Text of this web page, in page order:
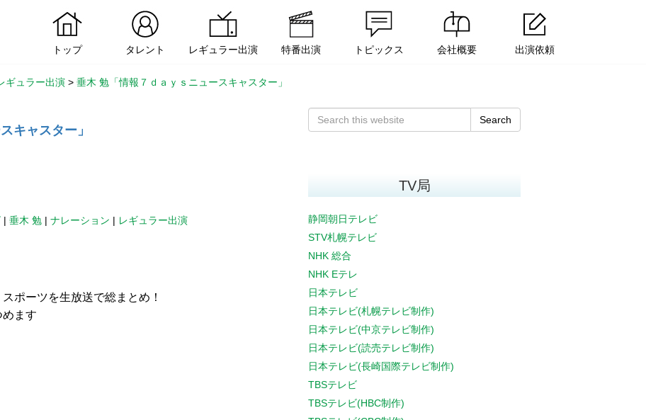
トップ タレント レギュラー出演 特番出演 トピックス 会社概要 出演依頼
ギュラー出演 > 垂木 勉「情報７ｄａｙｓニュースキャスター」
キャスター」
| 垂木 勉 | ナレーション | レギュラー出演
ポーツを生放送で総まとめ！
ます
Search
TV局
静岡朝日テレビ
STV札幌テレビ
NHK 総合
NHK Eテレ
日本テレビ
日本テレビ(札幌テレビ制作)
日本テレビ(中京テレビ制作)
日本テレビ(読売テレビ制作)
日本テレビ(長崎国際テレビ制作)
TBSテレビ
TBSテレビ(HBC制作)